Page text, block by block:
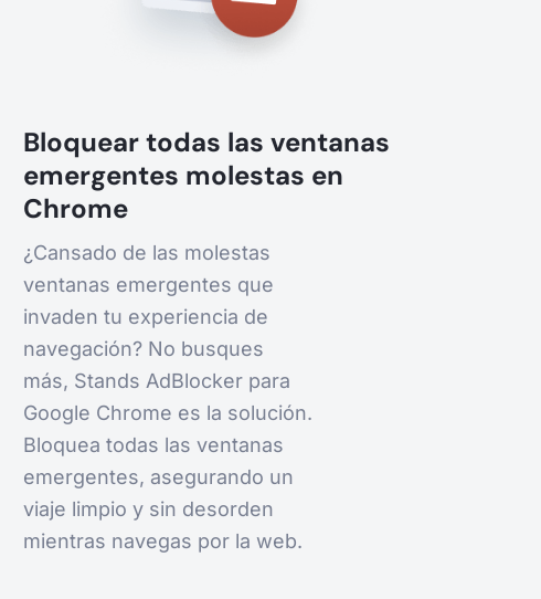
Bloquear todas las ventanas
emergentes molestas en
Chrome
¿Cansado de las molestas
ventanas emergentes que
invaden tu experiencia de
navegación? No busques
más, Stands AdBlocker para
Google Chrome es la solución.
Bloquea todas las ventanas
emergentes, asegurando un
viaje limpio y sin desorden
mientras navegas por la web.